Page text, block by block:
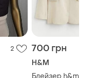
2 700 грн
H&M